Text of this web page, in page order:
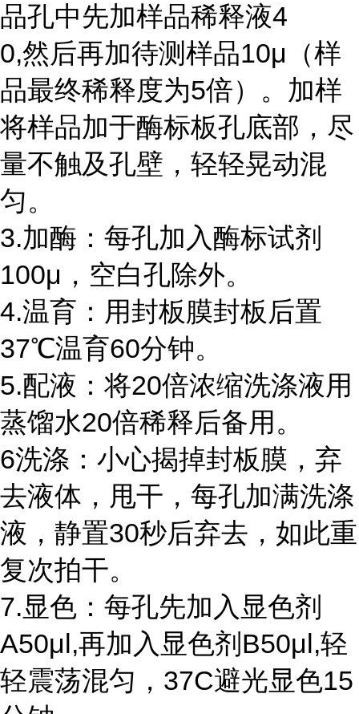
品孔中先加样品稀释液4
0,然后再加待测样品10μ（样
品最终稀释度为5倍）。加样
将样品加于酶标板孔底部，尽
量不触及孔壁，轻轻晃动混
匀。
3.加酶：每孔加入酶标试剂
100μ，空白孔除外。
4.温育：用封板膜封板后置
37℃温育60分钟。
5.配液：将20倍浓缩洗涤液用
蒸馏水20倍稀释后备用。
6洗涤：小心揭掉封板膜，弃
去液体，甩干，每孔加满洗涤
液，静置30秒后弃去，如此重
复次拍干。
7.显色：每孔先加入显色剂
A50μl,再加入显色剂B50μl,轻
轻震荡混匀，37C避光显色15